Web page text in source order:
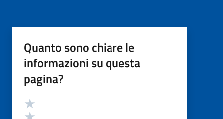
Quanto sono chiare le
informazioni su questa
pagina?
Valutazione